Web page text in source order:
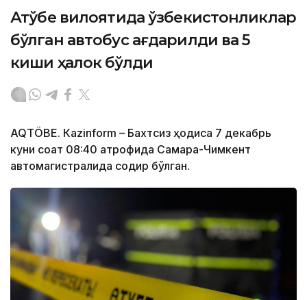
Ақтўбе вилоятида ўзбекистонликлар
бўлган автобус ағдарилди ва 5
киши ҳалок бўлди
AQTÖBE. Кazinform – Бахтсиз ҳодиса 7 декабрь
куни соат 08:40 атрофида Самара-Чимкент
автомагистралида содир бўлган.